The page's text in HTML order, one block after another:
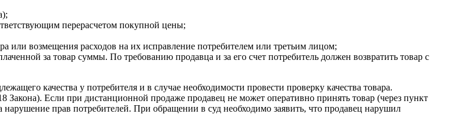
перерасчетом покупной цены;
или возмещения расходов на их исправление потребителем или третьим лицом;
за товар суммы. По требованию продавца и за его счет потребитель должен возвратить товар с
качества у потребителя и в случае необходимости провести проверку качества товара.
Закона). Если при дистанционной продаже продавец не может оперативно принять товар (через пункт
нарушение прав потребителей. При обращении в суд необходимо заявить, что продавец нарушил